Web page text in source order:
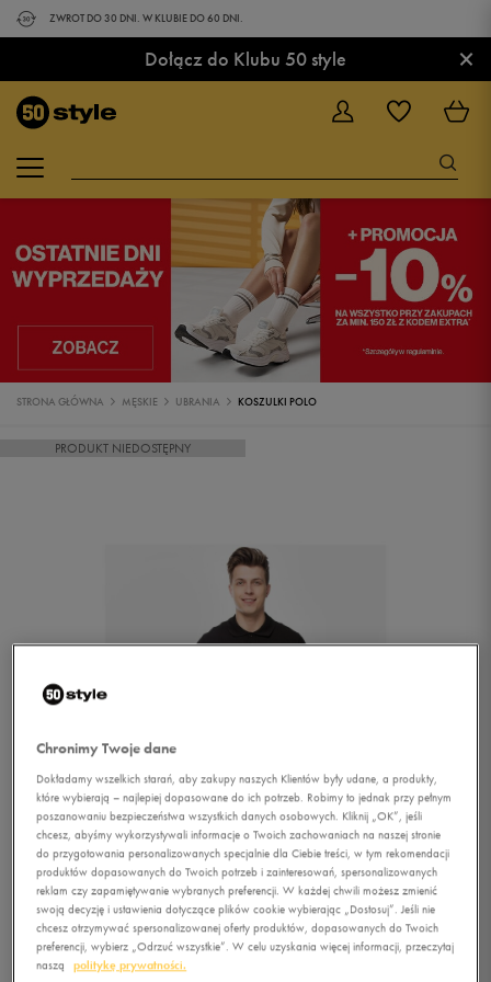
ZWROT DO 30 DNI. W KLUBIE DO 60 DNI.
Dołącz do Klubu 50 style ×
STRONA GŁÓWNA MĘSKIE UBRANIA KOSZULKI POLO
PRODUKT NIEDOSTĘPNY
Chronimy Twoje dane
Dokładamy wszelkich starań, aby zakupy naszych Klientów były udane, a produkty,
które wybierają – najlepiej dopasowane do ich potrzeb. Robimy to jednak przy pełnym
poszanowaniu bezpieczeństwa wszystkich danych osobowych. Kliknij „OK”, jeśli
chcesz, abyśmy wykorzystywali informacje o Twoich zachowaniach na naszej stronie
do przygotowania personalizowanych specjalnie dla Ciebie treści, w tym rekomendacji
produktów dopasowanych do Twoich potrzeb i zainteresowań, spersonalizowanych
reklam czy zapamiętywanie wybranych preferencji. W każdej chwili możesz zmienić
swoją decyzję i ustawienia dotyczące plików cookie wybierając „Dostosuj”. Jeśli nie
chcesz otrzymywać spersonalizowanej oferty produktów, dopasowanych do Twoich
preferencji, wybierz „Odrzuć wszystkie”. W celu uzyskania więcej informacji, przeczytaj
naszą
politykę prywatności.